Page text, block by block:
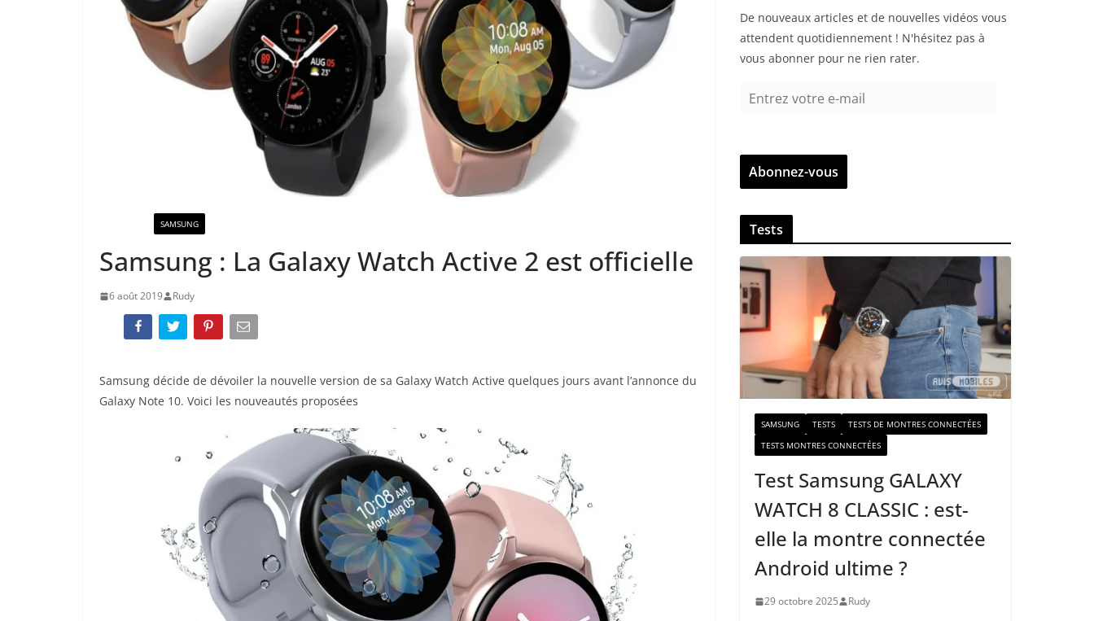
SAMSUNG
Samsung : La Galaxy Watch Active 2 est officielle
6 août 2019 Rudy
Samsung décide de dévoiler la nouvelle version de sa Galaxy Watch Active quelques jours avant l’annonce du
Galaxy Note 10. Voici les nouveautés proposées
De nouveaux articles et de nouvelles vidéos vous
attendent quotidiennement ! N'hésitez pas à
vous abonner pour ne rien rater.
r
z
v
t
r
e
e
-
a
i
Abonnez-vous
Tests
SAMSUNG TESTS
TESTS DE MONTRES CONNECTÉES
TESTS MONTRES CONNECTÉES
Test Samsung GALAXY
WATCH 8 CLASSIC : est-
elle la montre connectée
Android ultime ?
29 octobre 2025 Rudy